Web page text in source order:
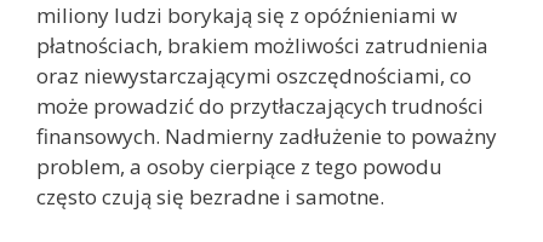
miliony ludzi borykają się z opóźnieniami w
płatnościach, brakiem możliwości zatrudnienia
oraz niewystarczającymi oszczędnościami, co
może prowadzić do przytłaczających trudności
finansowych. Nadmierny zadłużenie to poważny
problem, a osoby cierpiące z tego powodu
często czują się bezradne i samotne.